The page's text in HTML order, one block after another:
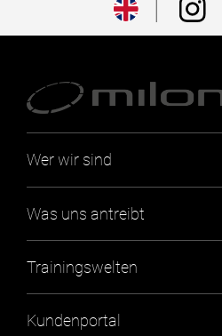
Wer wir sind
Was uns antreibt
Trainingswelten
Kundenportal